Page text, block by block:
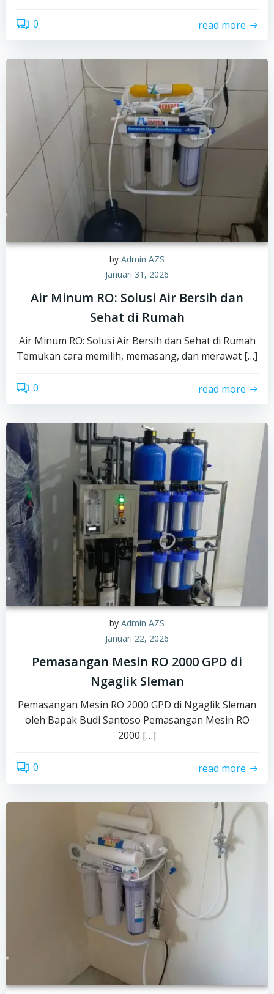
0 read more
by Admin AZS
Januari 31, 2026
Air Minum RO: Solusi Air Bersih dan
Sehat di Rumah
Air Minum RO: Solusi Air Bersih dan Sehat di Rumah
Temukan cara memilih, memasang, dan merawat […]
0 read more
by Admin AZS
Januari 22, 2026
Pemasangan Mesin RO 2000 GPD di
Ngaglik Sleman
Pemasangan Mesin RO 2000 GPD di Ngaglik Sleman
oleh Bapak Budi Santoso Pemasangan Mesin RO
2000 […]
0 read more